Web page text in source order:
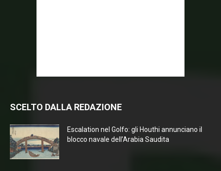
SCELTO DALLA REDAZIONE
Escalation nel Golfo: gli Houthi annunciano il
blocco navale dell’Arabia Saudita